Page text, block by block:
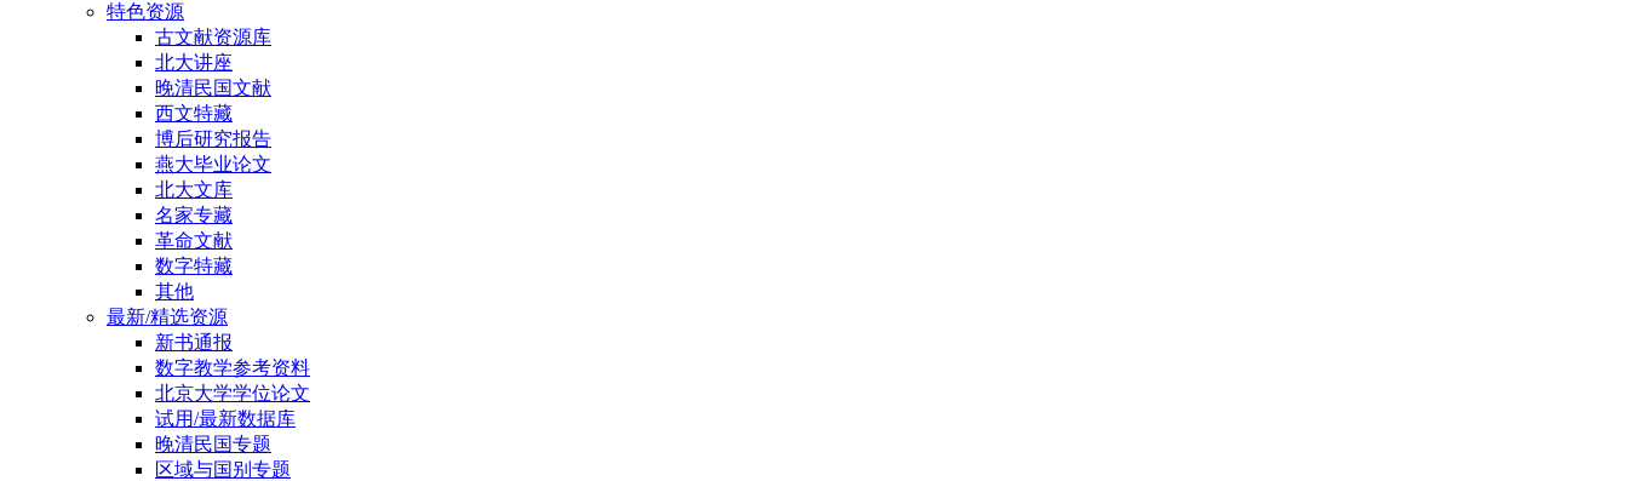
特色资源
古文献资源库
北大讲座
晚清民国文献
西文特藏
博后研究报告
燕大毕业论文
北大文库
名家专藏
革命文献
数字特藏
其他
最新/精选资源
新书通报
数字教学参考资料
北京大学学位论文
试用/最新数据库
晚清民国专题
区域与国别专题